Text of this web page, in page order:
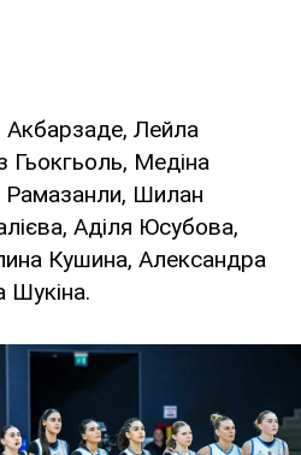
Акбарзаде, Лейла
Гьокгьоль, Медіна
Шилан
Аділя Юсубова,
Кушина, Александра
Шукіна.